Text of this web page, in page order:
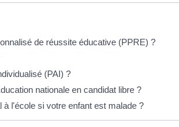
de réussite éducative (PPRE) ?
(PAI) ?
nationale en candidat libre ?
l'école si votre enfant est malade ?